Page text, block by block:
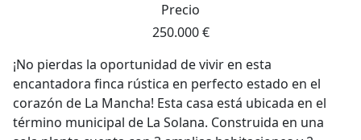
Precio
250.000 €
¡No pierdas la oportunidad de vivir en esta
encantadora finca rústica en perfecto estado en el
corazón de La Mancha! Esta casa está ubicada en el
término municipal de La Solana. Construida en una